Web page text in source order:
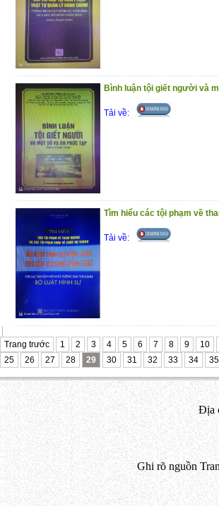
Bình luận tội giết người và
Tải về:
Tìm hiểu các tội phạm về
Tải về:
Trang trước 1 2 3 4 5 6 7 8 9 10
25
26 27 28 29 30 31 32 33 34 35
Địa
Ghi rõ nguồn